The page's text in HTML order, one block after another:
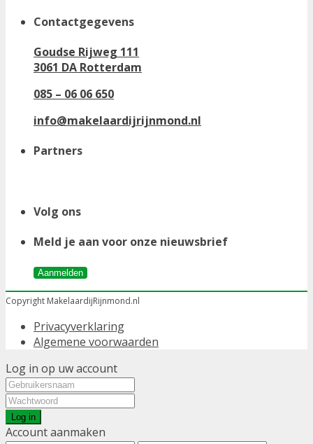
Contactgegevens
Goudse Rijweg 111
3061 DA Rotterdam
085 – 06 06 650
info@makelaardijrijnmond.nl
Partners
Volg ons
Meld je aan voor onze nieuwsbrief
Aanmelden
Copyright MakelaardijRijnmond.nl
Privacyverklaring
Algemene voorwaarden
Log in op uw account
Log in
Account aanmaken